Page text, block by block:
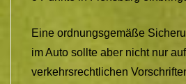
Eine ordnungsgemäße
im Auto sollte aber nicht nur
verkehrsrechtlichen